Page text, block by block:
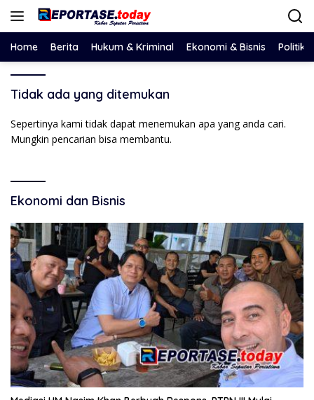
Langsung
Home Berita Hukum & Kriminal Ekonomi & Bisnis Politik
Tidak ada yang ditemukan
Sepertinya kami tidak dapat menemukan apa yang anda cari.
Mungkin pencarian bisa membantu.
Ekonomi dan Bisnis